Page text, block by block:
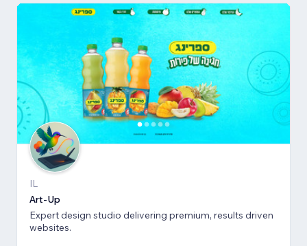
IL
Art-Up
Expert design studio delivering premium, results driven
websites.